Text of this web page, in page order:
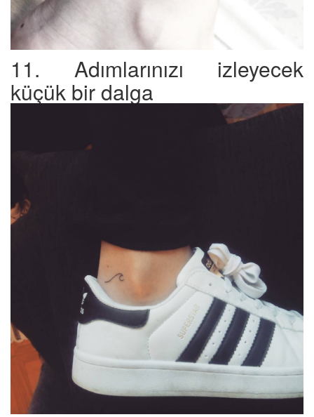
11. Adımlarınızı izleyecek
küçük bir dalga